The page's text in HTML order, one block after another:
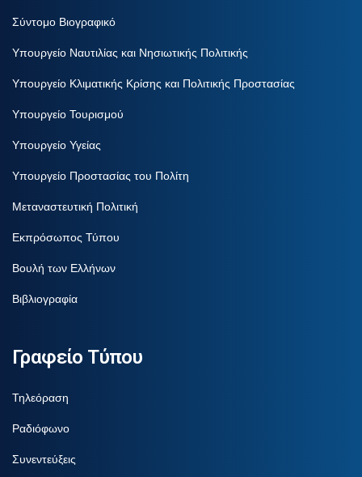
Σύντομο Βιογραφικό
Υπουργείο Ναυτιλίας και Νησιωτικής Πολιτικής
Υπουργείο Κλιματικής Κρίσης και Πολιτικής Προστασίας
Υπουργείο Τουρισμού
Υπουργείο Υγείας
Υπουργείο Προστασίας του Πολίτη
Μεταναστευτική Πολιτική
Εκπρόσωπος Τύπου
Βουλή των Ελλήνων
Βιβλιογραφία
Γραφείο Τύπου
Τηλεόραση
Ραδιόφωνο
Συνεντεύξεις